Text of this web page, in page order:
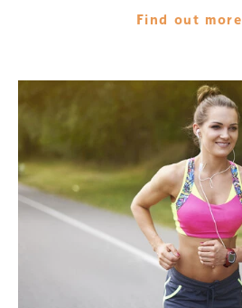
Find out more